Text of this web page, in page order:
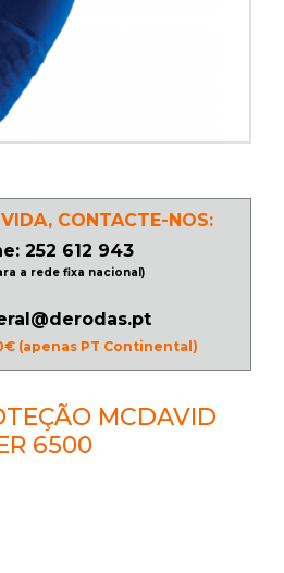
CONTACTE-NOS:
252 612 943
a rede fixa nacional)
(apenas PT Continental)
MCDAVID
6500